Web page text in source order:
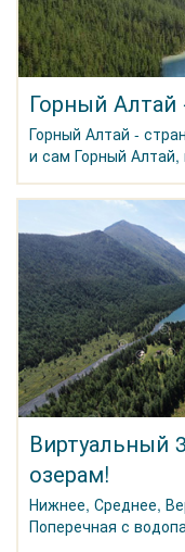
Горный
Горный Алтай -
и сам Горный
Виртуальный
озерам!
Нижнее, Среднее,
Поперечная с